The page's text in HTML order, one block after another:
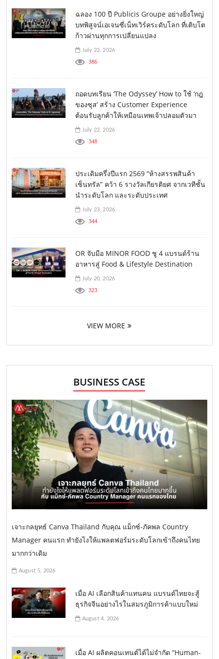
ฉลอง 100 ปี Publicis Groupe อย่างยิ่งใหญ่
บทพิสูจน์เอเจนซี่เน็ทเวิร์คระดับโลก ที่เติบโต
ก้าวผ่านทุกการเปลี่ยนแปลง
July 22, 2026
386
ถอดบทเรียน ‘The Odyssey’ How to ใช้ ‘กฎ
ของซุส’ สร้าง Customer Experience
ต้อนรับลูกค้าให้เหมือนเทพเจ้าปลอมตัวมา
July 22, 2026
348
ประเดิมครึ่งปีแรก 2569 “ห้างสรรพสินค้า
เซ็นทรัล” คว้า 6 รางวัลเกียรติยศ จากเวทีชั้น
นำระดับโลก และระดับประเทศ
July 23, 2026
344
OR จับมือ MINOR FOOD ชู 4 แบรนด์ร้าน
อาหารสู่ Food & Lifestyle Destination
July 20, 2026
323
VIEW MORE
BUSINESS CASE
เจาะกลยุทธ์ Canva Thailand กับคุณ แม็กซ์-ภัคพล Country
Manager คนแรก ทำยังไงให้แพลตฟอร์มระดับโลกเข้าถึงคนไทย
มากกว่าเดิม
August 5, 2026
เมื่อ AI เลือกสินค้าแทนคน แบรนด์ไทยจะสู้
ธุรกิจจีนอย่างไรในสมรภูมิการค้าแบบใหม่
August 4, 2026
เมื่อ AI ผลิตคอนเทนต์ได้ไม่จำกัด “Human-